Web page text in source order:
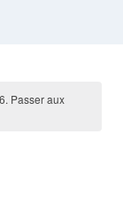
Passer aux